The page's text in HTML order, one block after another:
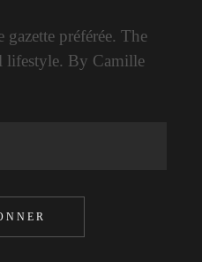
préférée. The
lifestyle. By Camille